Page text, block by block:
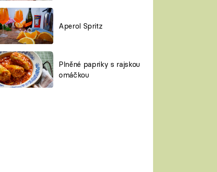
Aperol Spritz
Plněné papriky s rajskou
omáčkou